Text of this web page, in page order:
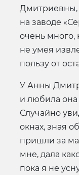
Дмитриевны,
на заводе
очень много,
не умея
пользу от
У Анны
и любила она
Случайно
окнах, зная
пришли за
мне, дала
пока я не